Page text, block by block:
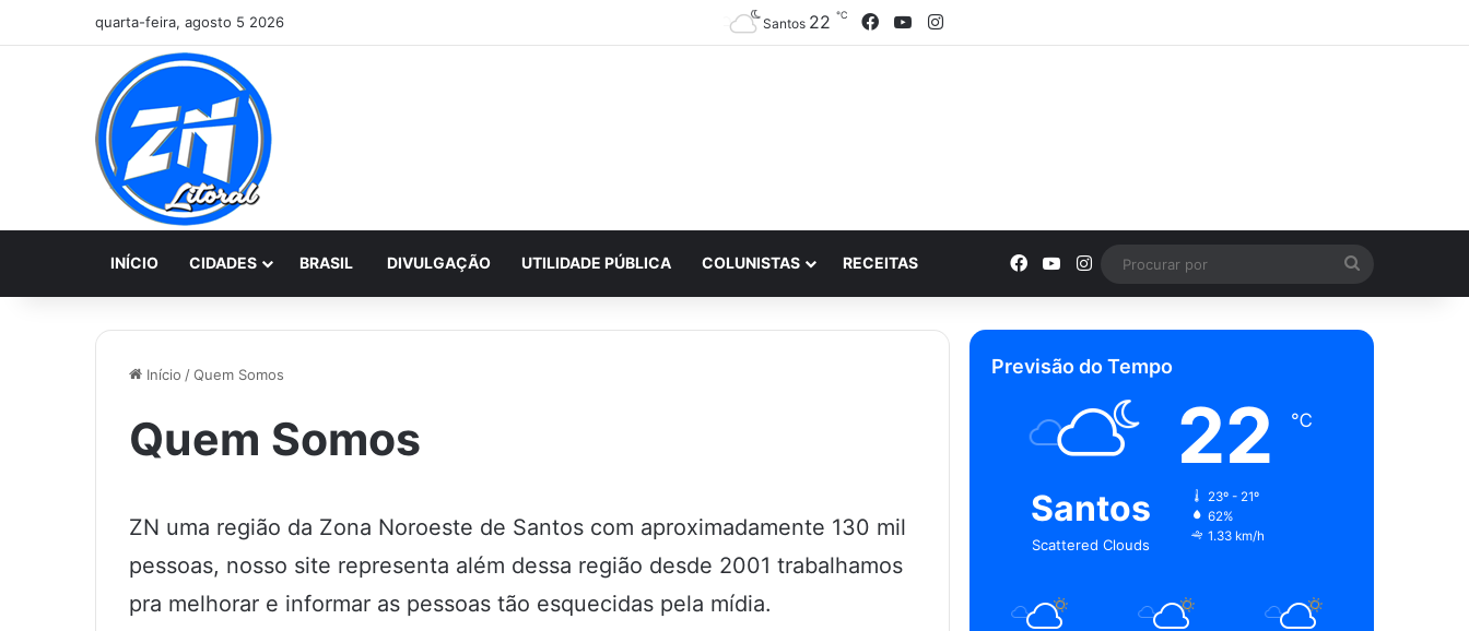
quarta-feira, agosto 5 2026 Santos 22 ℃ Facebook
YouTubeInstagram
INÍCIO CIDADES BRASIL DIVULGAÇÃO UTILIDADE PÚBLICA COLUNISTAS RECEITAS Facebook
YouTube
Instagram
por
Início /Quem Somos
Quem Somos
ZN uma região da Zona Noroeste de Santos com aproximadamente 130 mil
pessoas, nosso site representa além dessa região desde 2001 trabalhamos
pra melhorar e informar as pessoas tão esquecidas pela mídia.
Previsão do Tempo
Santos
Scattered Clouds
22 ℃
23º - 21º
62%
1.33 km/h